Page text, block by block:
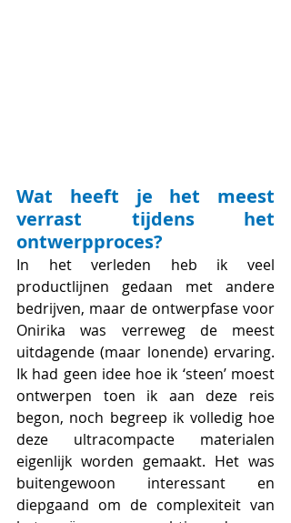
Wat heeft je het meest
verrast tijdens het
ontwerpproces?
In het verleden heb ik veel
productlijnen gedaan met andere
bedrijven, maar de ontwerpfase voor
Onirika was verreweg de meest
uitdagende (maar lonende) ervaring.
Ik had geen idee hoe ik ‘steen’ moest
ontwerpen toen ik aan deze reis
begon, noch begreep ik volledig hoe
deze ultracompacte materialen
eigenlijk worden gemaakt. Het was
buitengewoon interessant en
diepgaand om de complexiteit van